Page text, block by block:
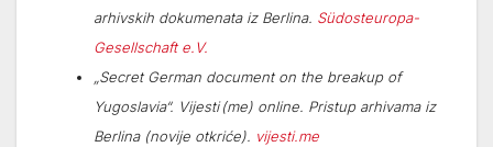
arhivskih dokumenata iz Berlina. Südosteuropa-
Gesellschaft e.V.
„Secret German document on the breakup of
Yugoslavia“. Vijesti (me) online. Pristup arhivama iz
Berlina (novije otkriće). vijesti.me